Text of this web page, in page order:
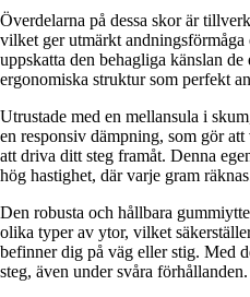
Överdelarna på dessa skor är
vilket ger utmärkt
uppskatta den behagliga känslan de
ergonomiska struktur som perfekt
Utrustade med en mellansula i
en responsiv dämpning, som gör
att driva ditt steg framåt. Denna
hög hastighet, där varje gram
Den robusta och hållbara
olika typer av ytor, vilket
befinner dig på väg eller stig. Med
steg, även under svåra förhållanden.